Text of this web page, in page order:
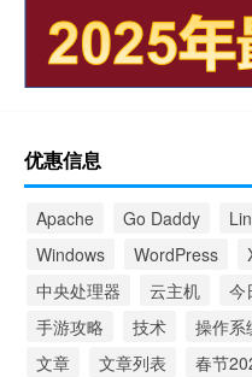
优惠信息
Apache Go Daddy
Windows
WordPress
中央处理器
云主机 今
手游攻略
技术 操作系
文章
文章列表 春节